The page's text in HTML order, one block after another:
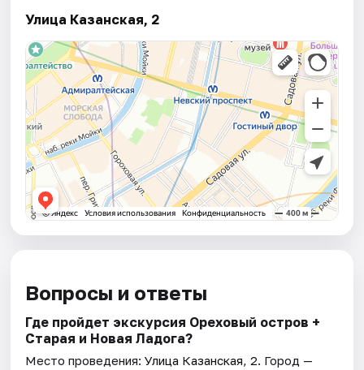
Улица Казанская, 2
Вопросы и ответы
Где пройдет экскурсия Ореховый остров +
Старая и Новая Ладога?
Место проведения:Улица Казанская, 2. Город —